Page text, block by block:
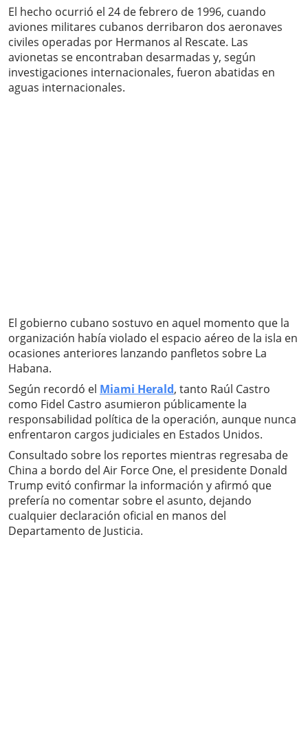
El hecho ocurrió el 24 de febrero de 1996, cuando
aviones militares cubanos derribaron dos aeronaves
civiles operadas por Hermanos al Rescate. Las
avionetas se encontraban desarmadas y, según
investigaciones internacionales, fueron abatidas en
aguas internacionales.
El gobierno cubano sostuvo en aquel momento que la
organización había violado el espacio aéreo de la isla en
ocasiones anteriores lanzando panfletos sobre La
Habana.
Según recordó el Miami Herald, tanto Raúl Castro
como Fidel Castro asumieron públicamente la
responsabilidad política de la operación, aunque nunca
enfrentaron cargos judiciales en Estados Unidos.
Consultado sobre los reportes mientras regresaba de
China a bordo del Air Force One, el presidente Donald
Trump evitó confirmar la información y afirmó que
prefería no comentar sobre el asunto, dejando
cualquier declaración oficial en manos del
Departamento de Justicia.